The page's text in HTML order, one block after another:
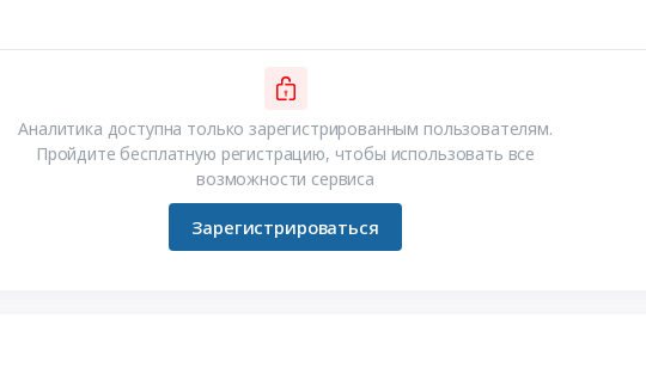
Аналитика доступна только зарегистрированным пользователям.
Пройдите бесплатную регистрацию, чтобы использовать все
возможности сервиса
Зарегистрироваться